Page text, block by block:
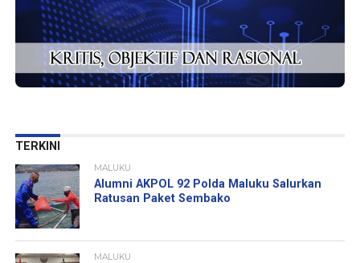
TERKINI
MALUKU
Alumni AKPOL 92 Polda Maluku Salurkan
Ratusan Paket Sembako
MALUKU